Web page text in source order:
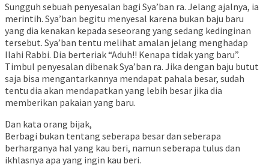
Sungguh sebuah penyesalan bagi Sya’ban ra. Jelang ajalnya, ia
merintih. Sya’ban begitu menyesal karena bukan baju baru
yang dia kenakan kepada seseorang yang sedang kedinginan
tersebut. Sya’ban tentu melihat amalan jelang menghadap
Ilahi Rabbi. Dia berteriak “Aduh!! Kenapa tidak yang baru”.
Timbul penyesalan dibenak Sya’ban ra. Jika dengan baju butut
saja bisa mengantarkannya mendapat pahala besar, sudah
tentu dia akan mendapatkan yang lebih besar jika dia
memberikan pakaian yang baru.
Dan kata orang bijak,
Berbagi bukan tentang seberapa besar dan seberapa
berharganya hal yang kau beri, namun seberapa tulus dan
ikhlasnya apa yang ingin kau beri.